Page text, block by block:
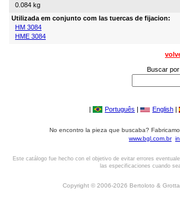
0.084 kg
Utilizada em conjunto com las tuercas de fijacion:
HM 3084
HME 3084
Buscar
| Português | English |
No encontro la pieza que buscaba?
www.bgl.com.br
Este catálogo fue hecho con el objetivo de evitar errores
las especificaciones cuando
Copyright © 2006-2026 Bertoloto &